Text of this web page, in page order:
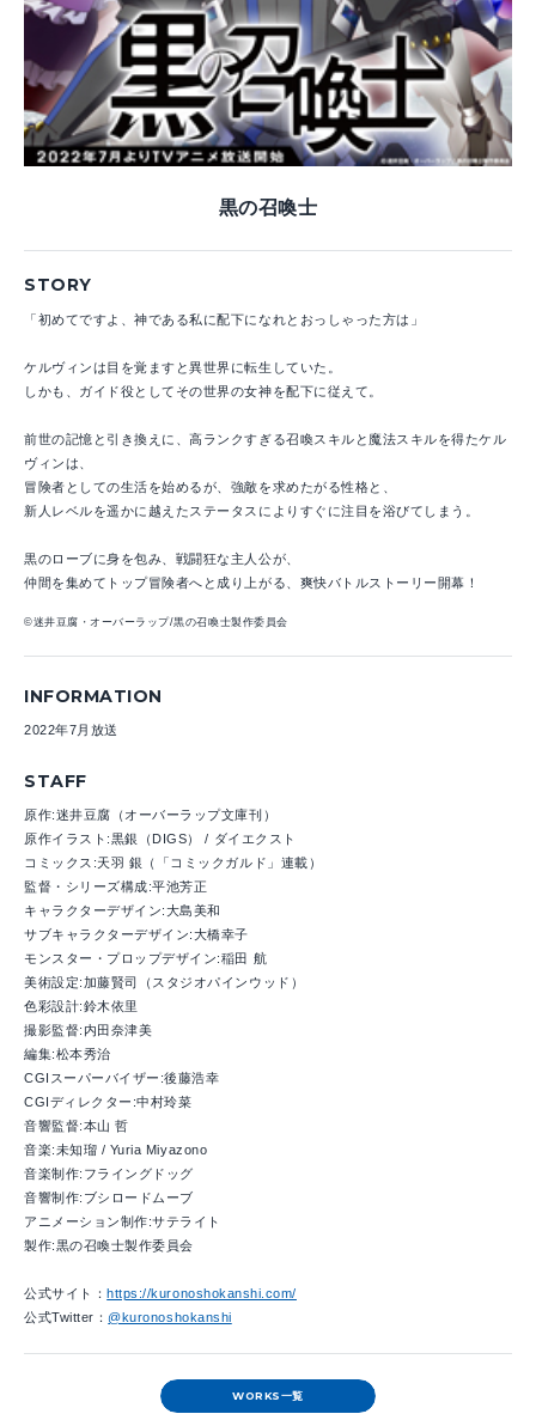
黒の召喚士
STORY
「初めてですよ、神である私に配下になれとおっしゃった方は」
ケルヴィンは目を覚ますと異世界に転生していた。
しかも、ガイド役としてその世界の女神を配下に従えて。
前世の記憶と引き換えに、高ランクすぎる召喚スキルと魔法スキルを得たケル
ヴィンは、
冒険者としての生活を始めるが、強敵を求めたがる性格と、
新人レベルを遥かに越えたステータスによりすぐに注目を浴びてしまう。
黒のローブに身を包み、戦闘狂な主人公が、
仲間を集めてトップ冒険者へと成り上がる、爽快バトルストーリー開幕！
©迷井豆腐・オーバーラップ/黒の召喚士製作委員会
INFORMATION
2022年7月放送
STAFF
原作:迷井豆腐（オーバーラップ文庫刊）
原作イラスト:黒銀（DIGS） / ダイエクスト
コミックス:天羽 銀（「コミックガルド」連載）
監督・シリーズ構成:平池芳正
キャラクターデザイン:大島美和
サブキャラクターデザイン:大橋幸子
モンスター・プロップデザイン:稲田 航
美術設定:加藤賢司（スタジオパインウッド）
色彩設計:鈴木依里
撮影監督:内田奈津美
編集:松本秀治
CGIスーパーバイザー:後藤浩幸
CGIディレクター:中村玲菜
音響監督:本山 哲
音楽:未知瑠 / Yuria Miyazono
音楽制作:フライングドッグ
音響制作:ブシロードムーブ
アニメーション制作:サテライト
製作:黒の召喚士製作委員会
公式サイト： https://kuronoshokanshi.com/
公式Twitter：@kuronoshokanshi
WORKS一覧